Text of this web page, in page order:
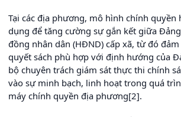
Tại các địa phương, mô hình chính quyền
dụng để tăng cường sự gắn kết giữa
đồng nhân dân (HĐND) cấp xã, từ đó
quyết sách phù hợp với định hướng của
bộ chuyên trách giám sát thực thi chính
vào sự minh bạch, linh hoạt trong quá
máy chính quyền địa phương[2].